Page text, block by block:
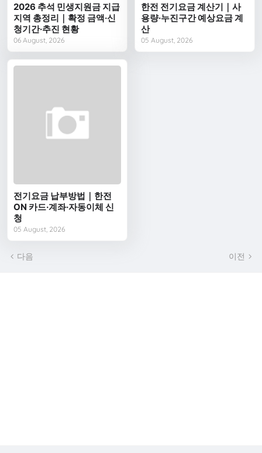
2026 추석 민생지원금 지급
지역 총정리｜확정 금액·신
청기간·추진 현황
06 August, 2026
한전 전기요금 계산기｜사
용량·누진구간 예상요금 계
산
05 August, 2026
전기요금 납부방법｜한전
ON 카드·계좌·자동이체 신
청
05 August, 2026
다음 이전